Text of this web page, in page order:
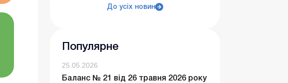
До усіх новин
Популярне
25.05.2026
Баланс № 21 від 26 травня 2026 року